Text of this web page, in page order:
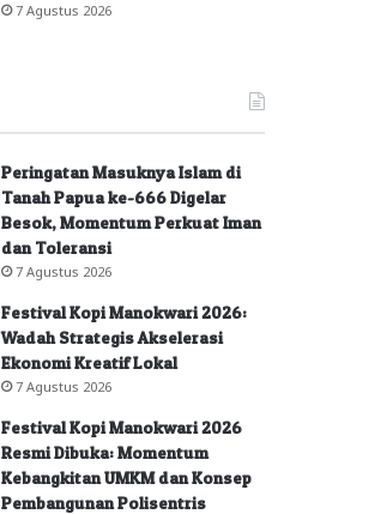
7 Agustus 2026
Peringatan Masuknya Islam di
Tanah Papua ke-666 Digelar
Besok, Momentum Perkuat Iman
dan Toleransi
7 Agustus 2026
Festival Kopi Manokwari 2026:
Wadah Strategis Akselerasi
Ekonomi Kreatif Lokal
7 Agustus 2026
Festival Kopi Manokwari 2026
Resmi Dibuka: Momentum
Kebangkitan UMKM dan Konsep
Pembangunan Polisentris